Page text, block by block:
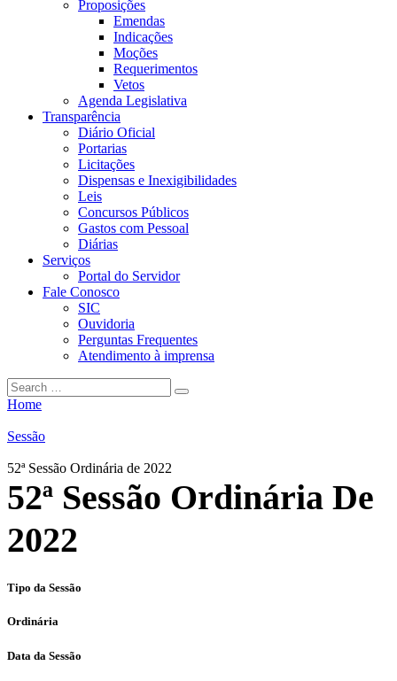
Proposições
Emendas
Indicações
Moções
Requerimentos
Vetos
Agenda Legislativa
Transparência
Diário Oficial
Portarias
Licitações
Dispensas e Inexigibilidades
Leis
Concursos Públicos
Gastos com Pessoal
Diárias
Serviços
Portal do Servidor
Fale Conosco
SIC
Ouvidoria
Perguntas Frequentes
Atendimento à imprensa
Home
Sessão
52ª Sessão Ordinária de 2022
52ª Sessão Ordinária De
2022
Tipo da Sessão
Ordinária
Data da Sessão